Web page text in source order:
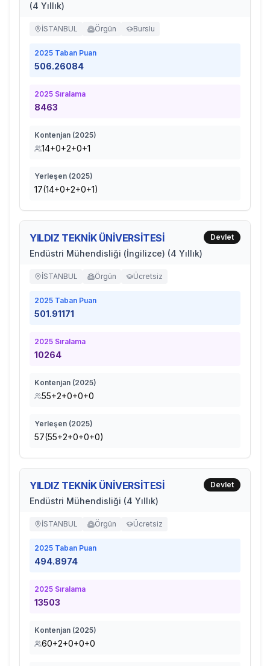
(4 Yıllık)
İSTANBUL Örgün Burslu
2025 Taban Puan
506.26084
2025 Sıralama
8463
Kontenjan (2025)
14+0+2+0+1
Yerleşen (2025)
17(14+0+2+0+1)
YILDIZ TEKNİK ÜNİVERSİTESİ
Endüstri Mühendisliği (İngilizce) (4 Yıllık)
Devlet
İSTANBUL Örgün Ücretsiz
2025 Taban Puan
501.91171
2025 Sıralama
10264
Kontenjan (2025)
55+2+0+0+0
Yerleşen (2025)
57(55+2+0+0+0)
YILDIZ TEKNİK ÜNİVERSİTESİ
Endüstri Mühendisliği (4 Yıllık)
Devlet
İSTANBUL Örgün Ücretsiz
2025 Taban Puan
494.8974
2025 Sıralama
13503
Kontenjan (2025)
60+2+0+0+0